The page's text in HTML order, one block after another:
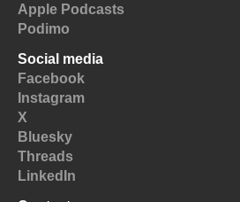
Apple Podcasts
Podimo
Social media
Facebook
Instagram
X
Bluesky
Threads
LinkedIn